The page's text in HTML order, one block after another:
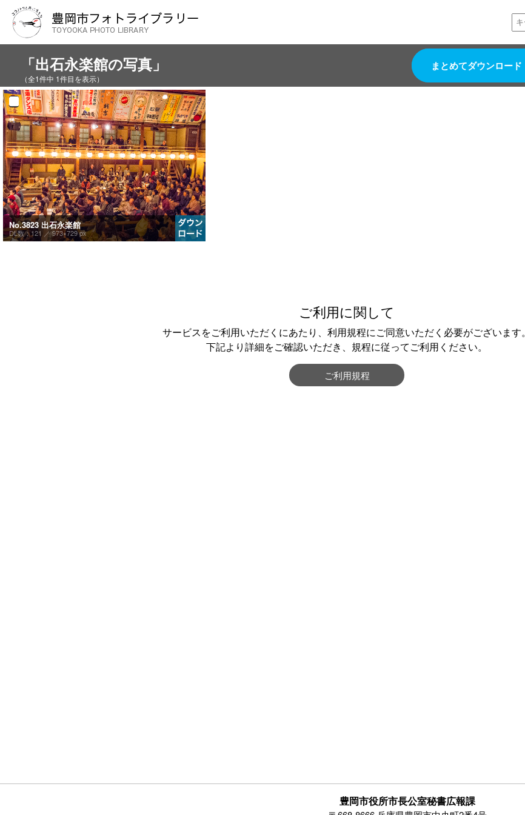
「出石永楽館の写真」
（全1件中 1件目を表示）
まとめてダウンロード
No.3823 出石永楽館
DL数：121 ／973×729 px
ご利用に関して
サービスをご利用いただくにあたり、利用規程にご同意いただく必要がございます。
下記より詳細をご確認いただき、規程に従ってご利用ください。
ご利用規程
豊岡市役所市長公室秘書広報課